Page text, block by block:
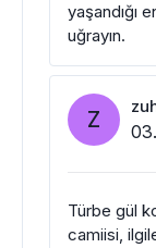
yaşandığı
uğrayın.
Z
Türbe gül
camiisi,